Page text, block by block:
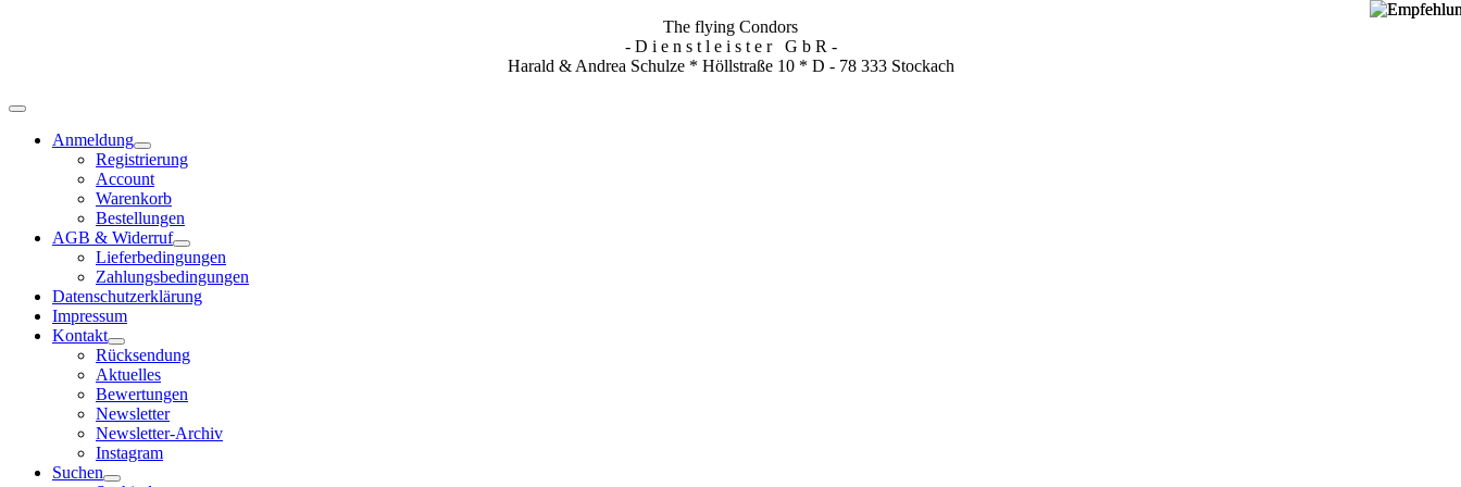
The flying Condors
- D i e n s t l e i s t e r G b R -
Harald & Andrea Schulze * Höllstraße 10 * D - 78 333 Stockach
Anmeldung
Registrierung
Account
Warenkorb
Bestellungen
AGB & Widerruf
Lieferbedingungen
Zahlungsbedingungen
Datenschutzerklärung
Impressum
Kontakt
Rücksendung
Aktuelles
Bewertungen
Newsletter
Newsletter-Archiv
Instagram
Suchen